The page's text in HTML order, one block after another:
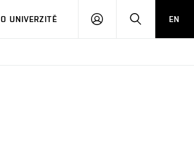
O UNIVERZITĚ
PŘIHLÁSIT HLEDATEN